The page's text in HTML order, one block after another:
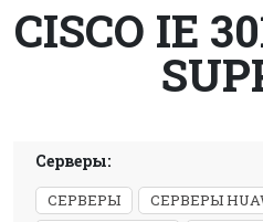
CISCO IE
Серверы:
СЕРВЕРЫ СЕРВЕРЫ